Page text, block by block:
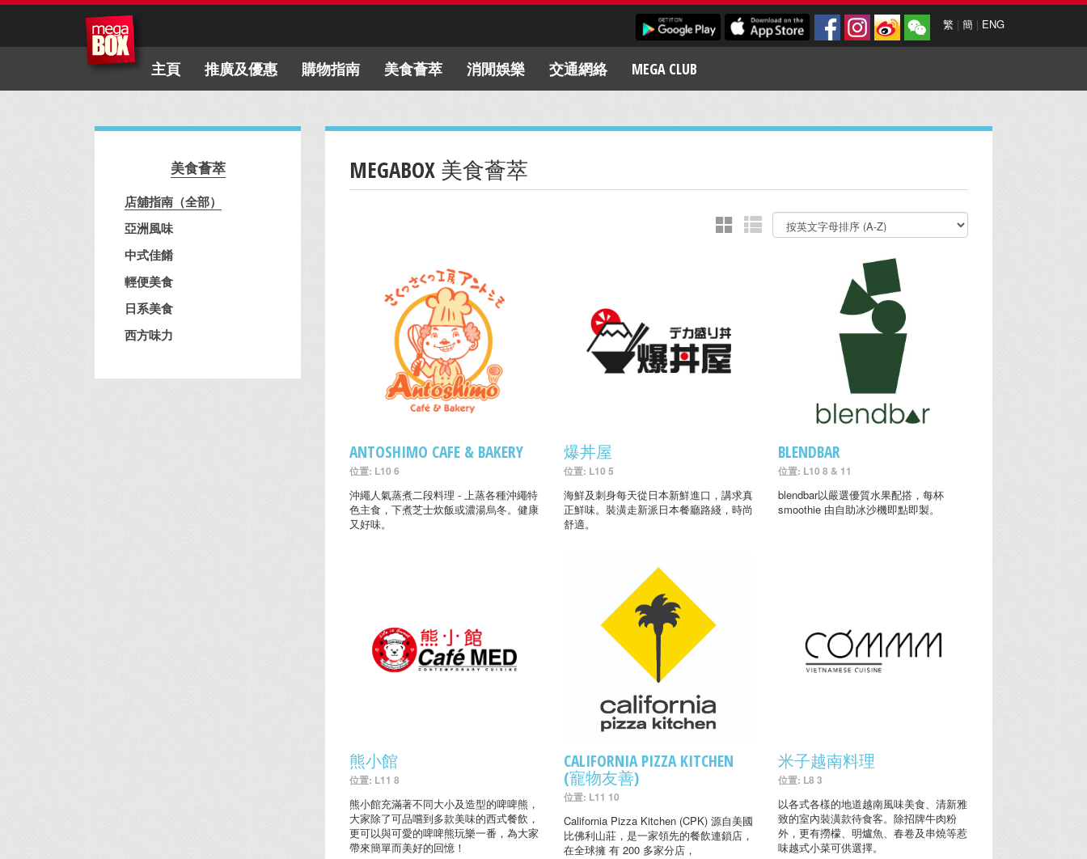
繁 | 簡 | ENG
主頁 推廣及優惠 購物指南 美食薈萃 消閒娛樂 交通網絡 MEGA CLUB
美食薈萃
店舖指南（全部）
亞洲風味
中式佳餚
輕便美食
日系美食
西方味力
MEGABOX 美食薈萃
ANTOSHIMO CAFE & BAKERY
位置: L10 6
沖繩人氣蒸煮二段料理 - 上蒸各種沖繩特
色主食，下煮芝士炊飯或濃湯烏冬。健康
又好味。
爆丼屋
位置: L10 5
海鮮及刺身每天從日本新鮮進口，講求真
正鮮味。裝潢走新派日本餐廳路綫，時尚
舒適。
BLENDBAR
位置: L10 8 & 11
blendbar以嚴選優質水果配搭，每杯
smoothie 由自助冰沙機即點即製。
熊小館
位置: L11 8
熊小館充滿著不同大小及造型的啤啤熊，
大家除了可品嚐到多款美味的西式餐飲，
更可以與可愛的啤啤熊玩樂一番，為大家
帶來簡單而美好的回憶！
CALIFORNIA PIZZA KITCHEN
(寵物友善)
位置: L11 10
California Pizza Kitchen (CPK) 源自美國
比佛利山莊，是一家領先的餐飲連鎖店，
在全球擁 有 200 多家分店，
米子越南料理
位置: L8 3
以各式各樣的地道越南風味美食、清新雅
致的室內裝潢款待食客。除招牌牛肉粉
外，更有撈檬、明爐魚、春卷及串燒等惹
味越式小菜可供選擇。